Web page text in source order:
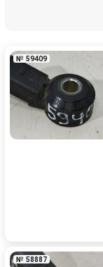
Smart
Subaru
№ 59409
№ 58887